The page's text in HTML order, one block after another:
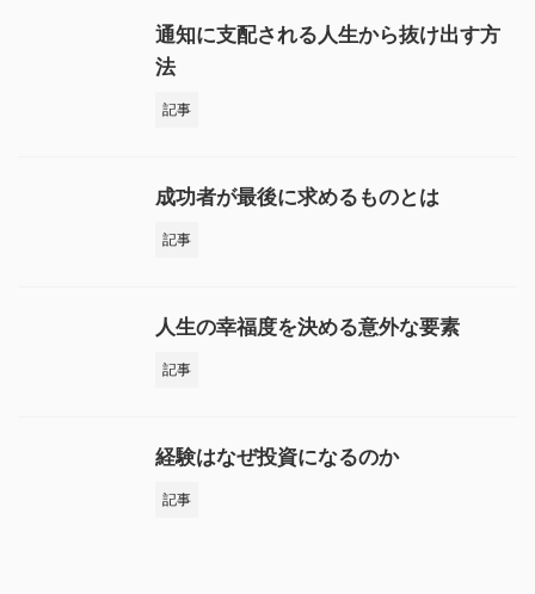
通知に支配される人生から抜け出す方
法
記事
成功者が最後に求めるものとは
記事
人生の幸福度を決める意外な要素
記事
経験はなぜ投資になるのか
記事